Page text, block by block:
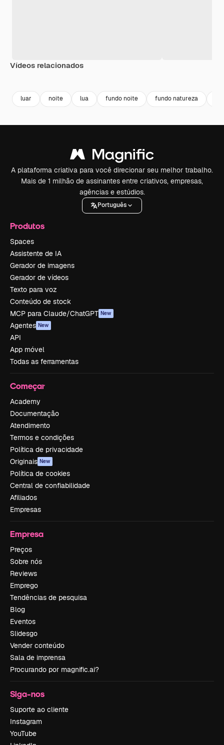
Vídeos relacionados
luar noite lua fundo noite fundo natureza
A plataforma criativa para você direcionar seu melhor trabalho.
Mais de 1 milhão de assinantes entre criativos, empresas,
agências e estúdios.
Português
Produtos
Spaces
Assistente de IA
Gerador de imagens
Gerador de vídeos
Texto para voz
Conteúdo de stock
MCP para Claude/ChatGPT New
Agentes New
API
App móvel
Todas as ferramentas
Começar
Academy
Documentação
Atendimento
Termos e condições
Política de privacidade
Originais New
Política de cookies
Central de confiabilidade
Afiliados
Empresas
Empresa
Preços
Sobre nós
Reviews
Emprego
Tendências de pesquisa
Blog
Eventos
Slidesgo
Vender conteúdo
Sala de imprensa
Procurando por magnific.ai?
Siga-nos
Suporte ao cliente
Instagram
YouTube